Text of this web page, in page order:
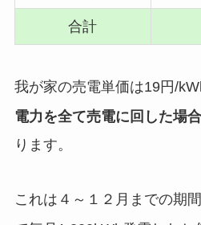
合計
我が家の売電単価は19円/
電力を全て売電に回した場合
ります。
これは４～１２月までの期